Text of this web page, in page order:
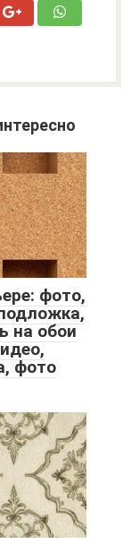
фото,
на обои
фото